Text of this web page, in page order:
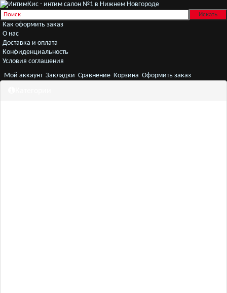
Как оформить заказ
О нас
Доставка и оплата
Конфиденциальность
Условия соглашения
Мой аккаунт Закладки Сравнение Корзина Оформить заказ